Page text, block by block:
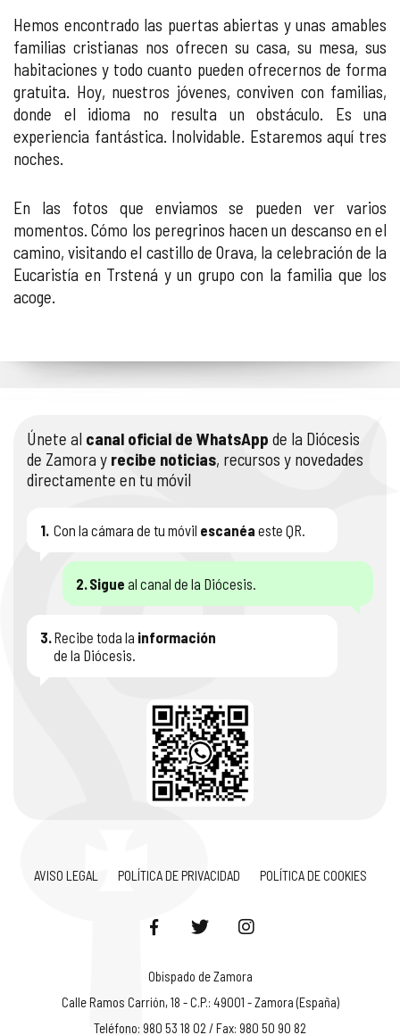
Hemos encontrado las puertas abiertas y unas amables
familias cristianas nos ofrecen su casa, su mesa, sus
habitaciones y todo cuanto pueden ofrecernos de forma
gratuita. Hoy, nuestros jóvenes, conviven con familias,
donde el idioma no resulta un obstáculo. Es una
experiencia fantástica. Inolvidable. Estaremos aquí tres
noches.
En las fotos que enviamos se pueden ver varios
momentos. Cómo los peregrinos hacen un descanso en el
camino, visitando el castillo de Orava, la celebración de la
Eucaristía en Trstená y un grupo con la familia que los
acoge.
Únete al canal oficial de WhatsApp de la Diócesis
de Zamora y recibe noticias, recursos y novedades
directamente en tu móvil
1. Con la cámara de tu móvil escanéa este QR.
2.Sigue al canal de la Diócesis.
3.Recibe toda la información
de la Diócesis.
AVISO LEGAL POLÍTICA DE PRIVACIDAD POLÍTICA DE COOKIES
Obispado de Zamora
Calle Ramos Carrión, 18 - C.P.: 49001 - Zamora (España)
Teléfono: 980 53 18 02 / Fax: 980 50 90 82